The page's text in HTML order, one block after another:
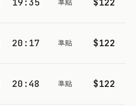
準點
20:17 準點 $122
20:48 準點 $122